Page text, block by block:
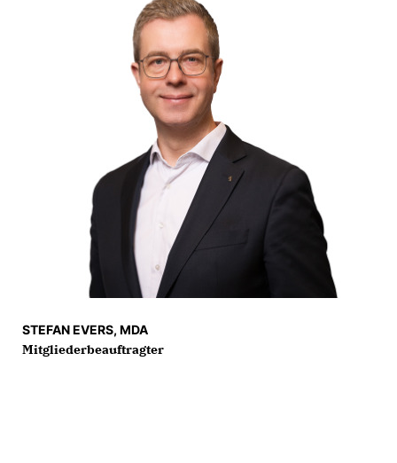
STEFAN EVERS, MDA
Mitgliederbeauftragter